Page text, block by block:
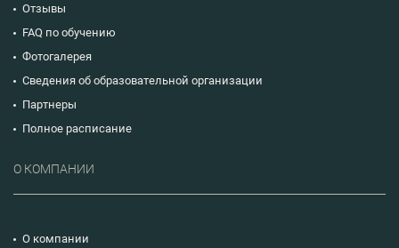
Отзывы
FAQ по обучению
Фотогалерея
Сведения об образовательной организации
Партнеры
Полное расписание
О КОМПАНИИ
О компании